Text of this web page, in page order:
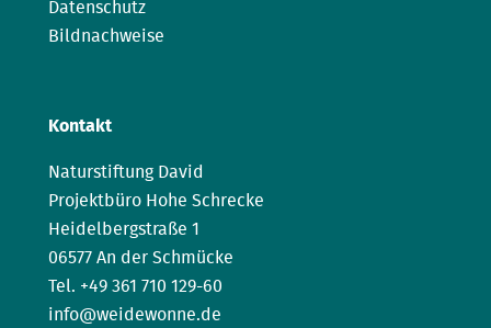
Datenschutz
Bildnachweise
Kontakt
Naturstiftung David
Projektbüro Hohe Schrecke
Heidelbergstraße 1
06577 An der Schmücke
Tel. +49 361 710 129-60
info@weidewonne.de